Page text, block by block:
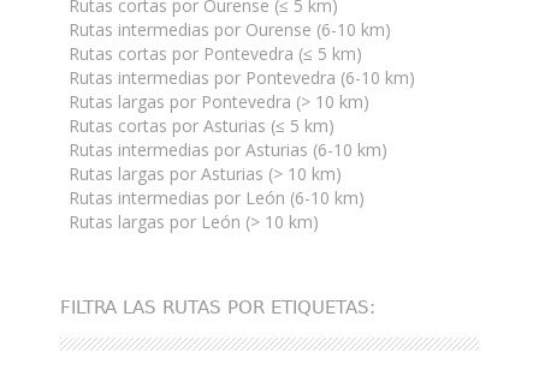
Rutas cortas por Ourense (≤ 5 km)
Rutas intermedias por Ourense (6-10 km)
Rutas cortas por Pontevedra (≤ 5 km)
Rutas intermedias por Pontevedra (6-10 km)
Rutas largas por Pontevedra (> 10 km)
Rutas cortas por Asturias (≤ 5 km)
Rutas intermedias por Asturias (6-10 km)
Rutas largas por Asturias (> 10 km)
Rutas intermedias por León (6-10 km)
Rutas largas por León (> 10 km)
FILTRA LAS RUTAS POR ETIQUETAS: